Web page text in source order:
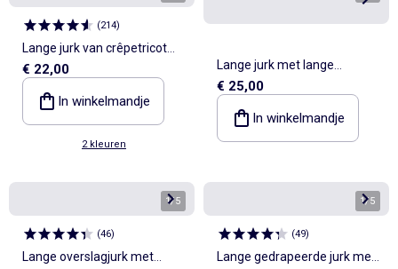
(214)
Lange jurk van crêpetricot
met smalle bandjes
€ 22,00
In winkelmandje
2 kleuren
Lange jurk met lange
mouwen en bloemenprint
€ 25,00
In winkelmandje
1/5
(46)
Lange overslagjurk met
1/5
(49)
Lange gedrapeerde jurk met